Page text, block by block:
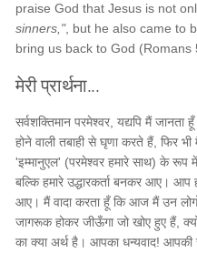
praise God that Jesus is not
sinners,", but he also came to
bring us back to God (Romans
मेरी प्रार्थना...
सर्वशक्तिमान परमेश्वर, यद्यपि मैं
होने वाली तबाही से घृणा करते हैं, फिर
'इम्मानुएल' (परमेश्वर हमारे साथ) के रूप
बल्कि हमारे उद्धारकर्ता बनकर आए। आप
आए। मैं वादा करता हूँ कि आज मैं उन
जागरूक होकर जीऊँगा जो खोए हुए हैं,
का क्या अर्थ है। आपका धन्यवाद!